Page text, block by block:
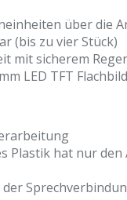
über die
(bis zu vier Stück)
mit sicherem
LED TFT
Plastik hat nur den